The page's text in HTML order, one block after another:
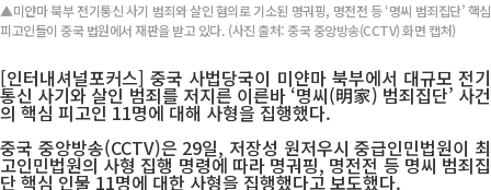
▲미얀마 북부 전기통신 사기 범죄와 살인 혐의로 기소된 명궈핑, 명전전 등 ‘명씨 범죄집단’ 핵심
피고인들이 중국 법원에서 재판을 받고 있다. (사진 출처: 중국 중앙방송(CCTV) 화면 캡처)
[인터내셔널포커스] 중국 사법당국이 미얀마 북부에서 대규모 전기
통신 사기와 살인 범죄를 저지른 이른바 ‘명씨(明家) 범죄집단’ 사건
의 핵심 피고인 11명에 대해 사형을 집행했다.
중국 중앙방송(CCTV)은 29일, 저장성 원저우시 중급인민법원이 최
고인민법원의 사형 집행 명령에 따라 명궈핑, 명전전 등 명씨 범죄집
단 핵심 인물 11명에 대한 사형을 집행했다고 보도했다.